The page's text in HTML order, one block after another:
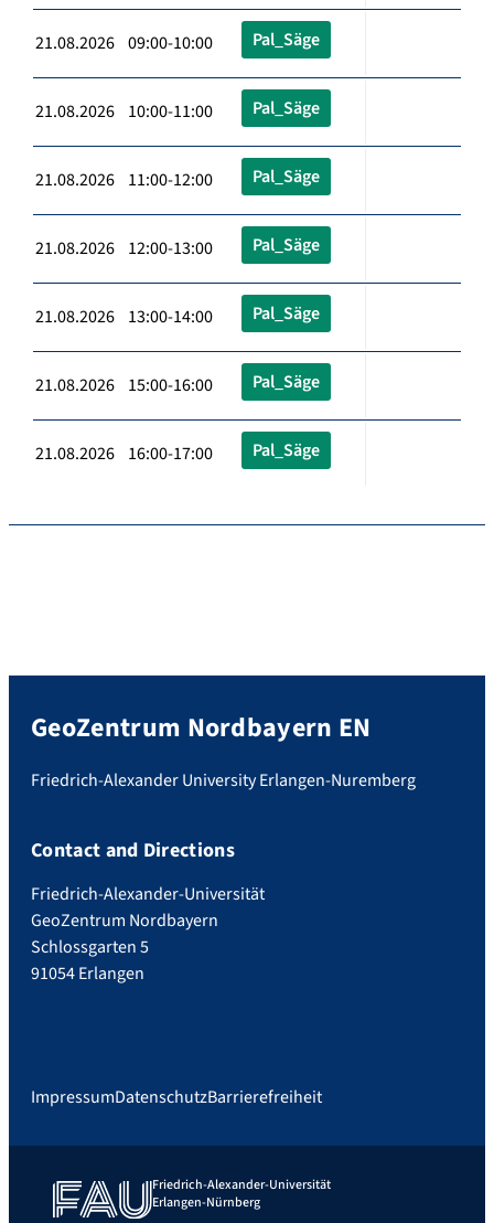
21.08.2026 09:00-10:00 Pal_Säge
21.08.2026 10:00-11:00 Pal_Säge
21.08.2026 11:00-12:00 Pal_Säge
21.08.2026 12:00-13:00 Pal_Säge
21.08.2026 13:00-14:00 Pal_Säge
21.08.2026 15:00-16:00 Pal_Säge
21.08.2026 16:00-17:00 Pal_Säge
GeoZentrum Nordbayern EN
Friedrich-Alexander University Erlangen-Nuremberg
Contact and Directions
Friedrich-Alexander-Universität
GeoZentrum Nordbayern
Schlossgarten 5
91054 Erlangen
ImpressumDatenschutzBarrierefreiheit
Friedrich-Alexander-Universität
Erlangen-Nürnberg